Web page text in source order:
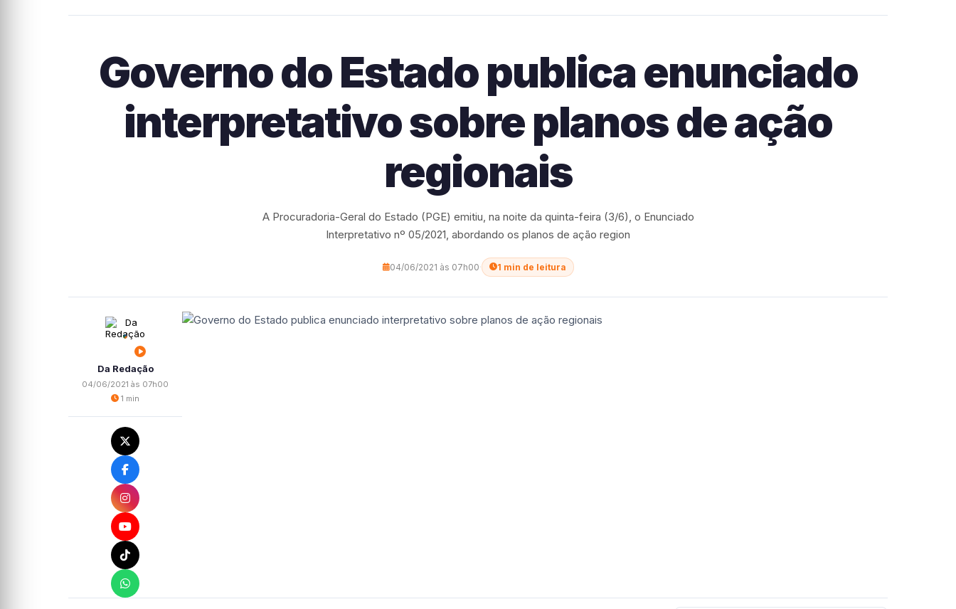
Governo do Estado publica enunciado
interpretativo sobre planos de ação
regionais
A Procuradoria-Geral do Estado (PGE) emitiu, na noite da quinta-feira (3/6), o Enunciado
Interpretativo nº 05/2021, abordando os planos de ação region
04/06/2021 às 07h00· 1 min de leitura
Da Redação
04/06/2021 às 07h00
1 min